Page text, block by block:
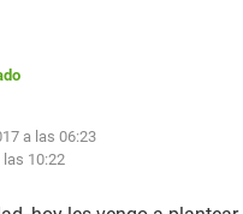
a las 06:23
las 10:22